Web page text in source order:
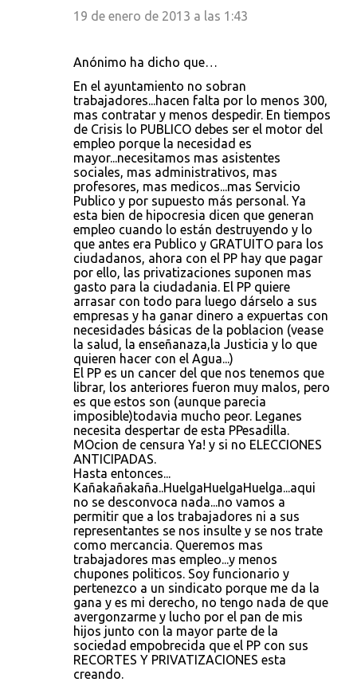
19 de enero de 2013 a las 1:43
Anónimo ha dicho que…
En el ayuntamiento no sobran
trabajadores...hacen falta por lo menos 300,
mas contratar y menos despedir. En tiempos
de Crisis lo PUBLICO debes ser el motor del
empleo porque la necesidad es
mayor...necesitamos mas asistentes
sociales, mas administrativos, mas
profesores, mas medicos...mas Servicio
Publico y por supuesto más personal. Ya
esta bien de hipocresia dicen que generan
empleo cuando lo están destruyendo y lo
que antes era Publico y GRATUITO para los
ciudadanos, ahora con el PP hay que pagar
por ello, las privatizaciones suponen mas
gasto para la ciudadania. El PP quiere
arrasar con todo para luego dárselo a sus
empresas y ha ganar dinero a expuertas con
necesidades básicas de la poblacion (vease
la salud, la enseñanaza,la Justicia y lo que
quieren hacer con el Agua...)
El PP es un cancer del que nos tenemos que
librar, los anteriores fueron muy malos, pero
es que estos son (aunque parecia
imposible)todavia mucho peor. Leganes
necesita despertar de esta PPesadilla.
MOcion de censura Ya! y si no ELECCIONES
ANTICIPADAS.
Hasta entonces...
Kañakañakaña..HuelgaHuelgaHuelga...aqui
no se desconvoca nada...no vamos a
permitir que a los trabajadores ni a sus
representantes se nos insulte y se nos trate
como mercancia. Queremos mas
trabajadores mas empleo...y menos
chupones politicos. Soy funcionario y
pertenezco a un sindicato porque me da la
gana y es mi derecho, no tengo nada de que
avergonzarme y lucho por el pan de mis
hijos junto con la mayor parte de la
sociedad empobrecida que el PP con sus
RECORTES Y PRIVATIZACIONES esta
creando.